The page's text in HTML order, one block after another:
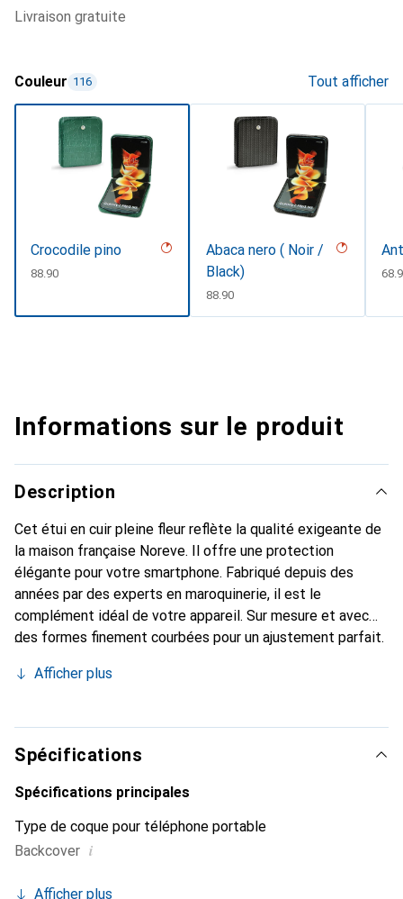
livraison gratuite
Couleur 116 Tout afficher
Crocodile pino
CHF
88.90
Abaca nero ( Noir /
Black)
CHF
88.90
CHF
Informations sur le produit
Description
Cet étui en cuir pleine fleur reflète la qualité exigeante de
la maison française Noreve. Il offre une protection
élégante pour votre smartphone. Fabriqué depuis des
années par des experts en maroquinerie, il est le
complément idéal de votre appareil. Sur mesure et avec
des formes finement courbées pour un ajustement parfait.
smartphone. La marque Noreve est reconnue
est toujours un bon choix pour le client exigeant.
Afficher plus
Spécifications
Spécifications principales
Type de coque pour téléphone portable
Backcover i
Afficher plus